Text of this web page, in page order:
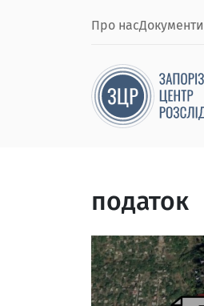
Про насДокументи
податок